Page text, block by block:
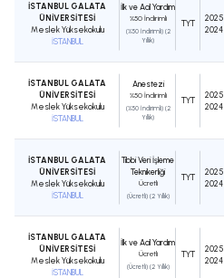
İSTANBUL GALATA
ÜNİVERSİTESİ
Meslek Yüksekokulu
İSTANBUL
İlk ve Acil Yardım
%50 İndirimli
(%50 İndirimli) (2
Yıllık)
TYT
2025
2024
İSTANBUL GALATA
ÜNİVERSİTESİ
Meslek Yüksekokulu
İSTANBUL
Anestezi
%50 İndirimli
(%50 İndirimli) (2
Yıllık)
TYT
2025
2024
İSTANBUL GALATA
ÜNİVERSİTESİ
Meslek Yüksekokulu
İSTANBUL
Tıbbi Veri İşleme
Teknikerliği
Ücretli
(Ücretli) (2 Yıllık)
TYT
2025
2024
İSTANBUL GALATA
ÜNİVERSİTESİ
Meslek Yüksekokulu
İSTANBUL
İlk ve Acil Yardım
Ücretli
(Ücretli) (2 Yıllık)
TYT
2025
2024